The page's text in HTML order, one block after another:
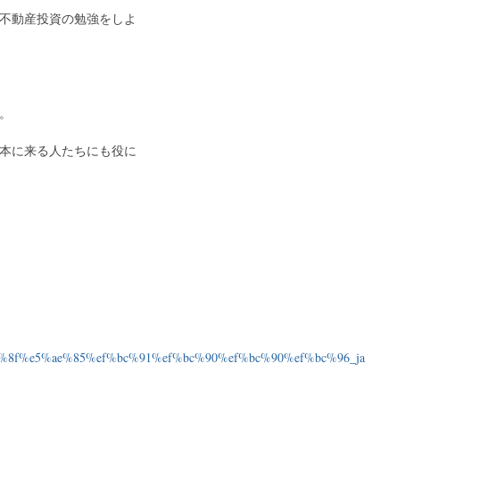
動産投資の勉強をしよ
に来る人たちにも役に